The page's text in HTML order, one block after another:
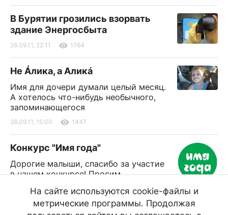
В Бурятии грозились взорвать
здание Энергосбыта
26.09.11, 22:11 1764
Не Áлика, а Аликá
Имя для дочери думали целый месяц.
А хотелось что-нибудь необычного,
запоминающегося
26.09.11, 15:00 1447
Конкурс "Имя года"
Дорогие малыши, спасибо за участие
в нашем конкурсе! Просим
подарков по адресу ул. Каландаришвили, д. 23,
кабинет 14 "а", 1 эт., 29 декабря 2011 г. в 15.00.
На сайте используются cookie-файлы и
метрические программы. Продолжая